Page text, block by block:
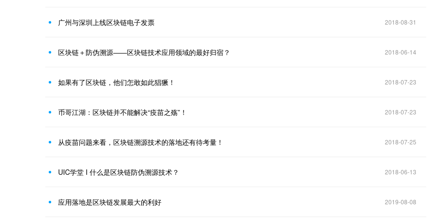
广州与深圳上线区块链电子发票 2018-08-31
区块链＋防伪溯源——区块链技术应用领域的最好归宿？ 2018-06-14
如果有了区块链，他们怎敢如此猖獗！ 2018-07-23
币哥江湖：区块链并不能解决“疫苗之殇”！ 2018-07-23
从疫苗问题来看，区块链溯源技术的落地还有待考量！ 2018-07-25
UIC学堂 I 什么是区块链防伪溯源技术？ 2018-06-13
应用落地是区块链发展最大的利好 2019-08-08